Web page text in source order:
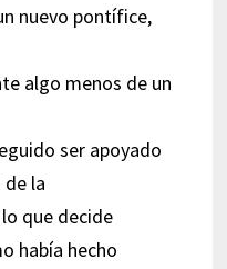
nuevo pontífice,
algo menos de un
ser apoyado
la
que decide
había hecho